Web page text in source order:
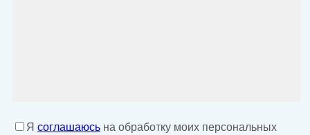
Я соглашаюсь на обработку моих персональных